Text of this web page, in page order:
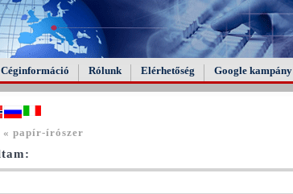
Céginformáció Rólunk Elérhetőség Google kampány
« papír-írószer